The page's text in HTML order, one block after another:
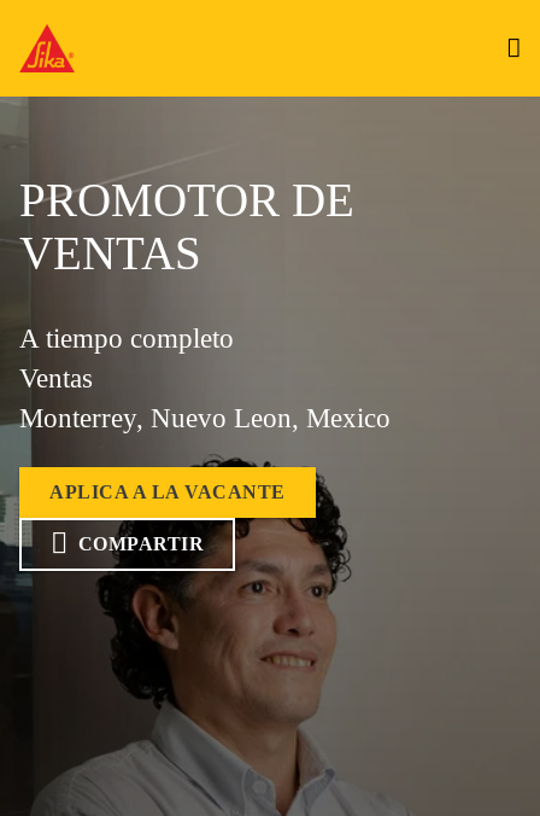
PROMOTOR DE
VENTAS
A tiempo completo
Ventas
Monterrey, Nuevo Leon, Mexico
APLICA A LA VACANTE
COMPARTIR